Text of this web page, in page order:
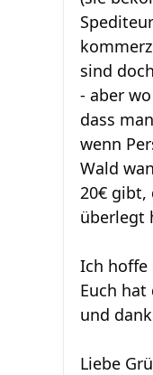
sind
- aber
dass
wenn
Wald
20€ gibt,
überlegt
Ich hoffe
Euch
und
Liebe